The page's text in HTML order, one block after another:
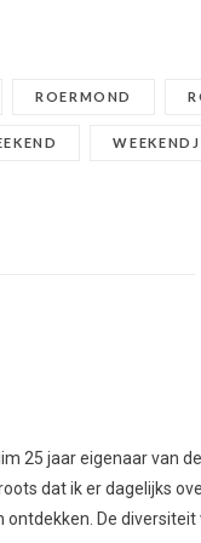
ROERMOND
25 jaar eigenaar van
dat ik er dagelijks
De